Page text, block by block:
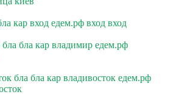
кар вход едем.рф вход вход
бла кар владимир едем.рф
бла бла кар владивосток едем.рф